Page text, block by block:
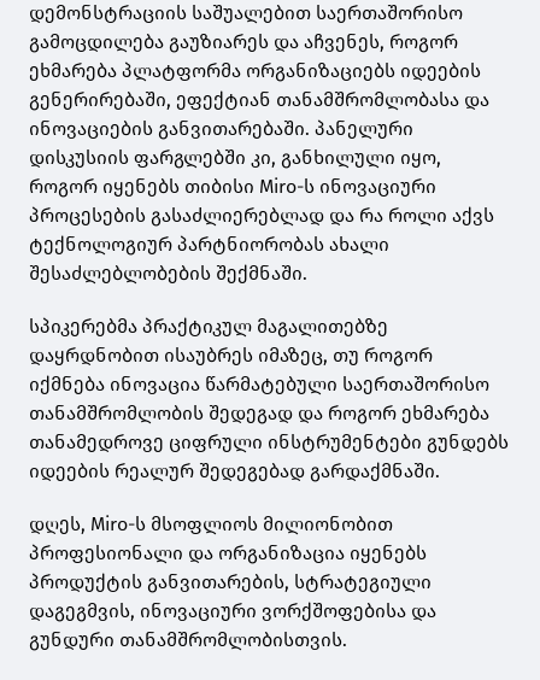
დემონსტრაციის საშუალებით საერთაშორისო
გამოცდილება გაუზიარეს და აჩვენეს, როგორ
ეხმარება პლატფორმა ორგანიზაციებს იდეების
გენერირებაში, ეფექტიან თანამშრომლობასა და
ინოვაციების განვითარებაში. პანელური
დისკუსიის ფარგლებში კი, განხილული იყო,
როგორ იყენებს თიბისი Miro-ს ინოვაციური
პროცესების გასაძლიერებლად და რა როლი აქვს
ტექნოლოგიურ პარტნიორობას ახალი
შესაძლებლობების შექმნაში.
სპიკერებმა პრაქტიკულ მაგალითებზე
დაყრდნობით ისაუბრეს იმაზეც, თუ როგორ
იქმნება ინოვაცია წარმატებული საერთაშორისო
თანამშრომლობის შედეგად და როგორ ეხმარება
თანამედროვე ციფრული ინსტრუმენტები გუნდებს
იდეების რეალურ შედეგებად გარდაქმნაში.
დღეს, Miro-ს მსოფლიოს მილიონობით
პროფესიონალი და ორგანიზაცია იყენებს
პროდუქტის განვითარების, სტრატეგიული
დაგეგმვის, ინოვაციური ვორქშოფებისა და
გუნდური თანამშრომლობისთვის.